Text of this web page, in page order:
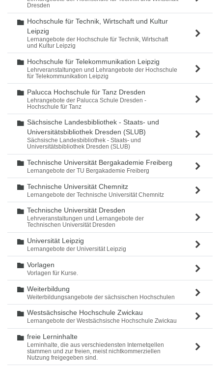
Dresden
Ordner
Hochschule für Technik, Wirtschaft und Kultur
Leipzig
Lernangebote der Hochschule für Technik, Wirtschaft
und Kultur Leipzig
Ordner
Hochschule für Telekommunikation Leipzig
Lehrveranstaltungen und Lehrangebote der Hochschule
für Telekommunikation Leipzig
Ordner
Palucca Hochschule für Tanz Dresden
Lehrangebote der Palucca Schule Dresden -
Hochschule für Tanz
Ordner
Sächsische Landesbibliothek - Staats- und
Universitätsbibliothek Dresden (SLUB)
Sächsische Landesbibliothek - Staats- und
Universitätsbibliothek Dresden (SLUB)
Ordner
Technische Universität Bergakademie Freiberg
Lernangebote der TU Bergakademie Freiberg
Ordner
Technische Universität Chemnitz
Lernangebote der Technische Universität Chemnitz
Ordner
Technische Universität Dresden
Lehrveranstaltungen und Lernangebote der
Technischen Universität Dresden
Ordner
Universität Leipzig
Lernangebote der Universität Leipzig
Ordner
Vorlagen
Vorlagen für Kurse.
Ordner
Weiterbildung
Weiterbildungsangebote der sächsischen Hochschulen
Ordner
Westsächsische Hochschule Zwickau
Lernangebote der Westsächsische Hochschule Zwickau
Ordner
freie Lerninhalte
Lerninhalte, die aus verschiedensten Internetqellen
stammen und zur freien, meist nichtkommerziellen
Nutzung freigegeben sind.